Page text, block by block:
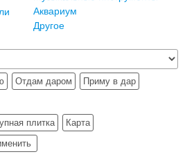
Аквариум
Другое
Отдам даром
Приму в дар
плитка
Карта